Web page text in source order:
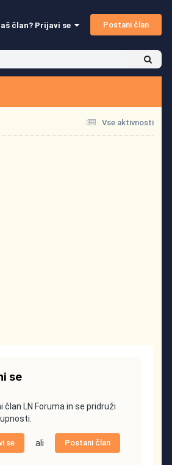
član? Prijavi se Postani član
Vse aktivnosti
se
član LN Foruma in se pridruži
se ali Postani član